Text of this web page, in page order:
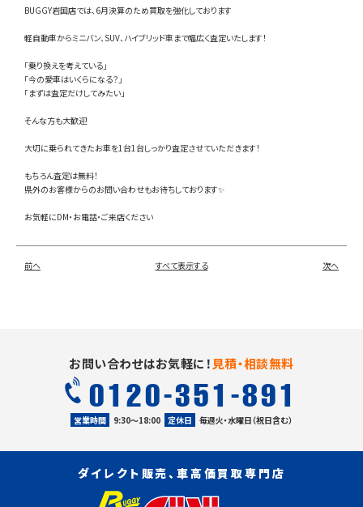
BUGGY岩国店では、6月決算のため買取を強化しております
軽自動車からミニバン、SUV、ハイブリッド車まで幅広く査定いたします！
「乗り換えを考えている」
「今の愛車はいくらになる？」
「まずは査定だけしてみたい」
そんな方も大歓迎
大切に乗られてきたお車を1台1台しっかり査定させていただきます！
もちろん査定は無料！
県外のお客様からのお問い合わせもお待ちしております✨
お気軽にDM・お電話・ご来店ください
前へ すべて表示する 次へ
お問い合わせはお気軽に！ 見積・相談無料
0120-351-891
営業時間 9:30〜18:00 定休日 毎週火・水曜日（祝日含む）
ダイレクト販売、車高価買取専門店